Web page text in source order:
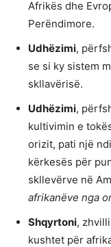
Afrikës dhe
Perëndimore.
Udhëzimi,
se si ky sistem
skllavërisë.
Udhëzimi,
kultivimin e
orizit, pati një
kërkesës për
skllevërve në
afrikanëve nga
Shqyrtoni,
kushtet për